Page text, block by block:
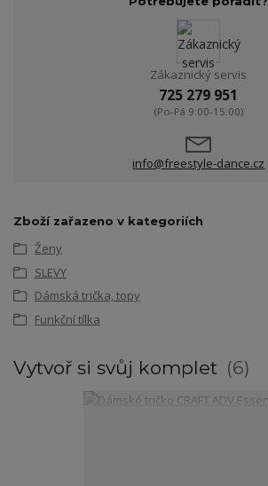
Zákaznický servis
725 279 951
(Po-Pá 9:00-15.00)
info@freestyle-dance.cz
Zboží zařazeno v kategoriích
Ženy
SLEVY
Dámská trička, topy
Funkční tílka
Vytvoř si svůj komplet 6